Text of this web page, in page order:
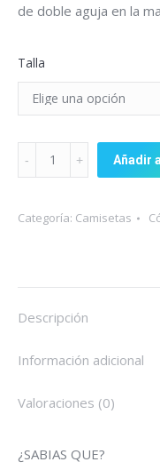
de doble aguja en la
Talla
Camiseta
Let's
Surfing
Añadir
Categoría: Camisetas
Descripción
Información adicional
Valoraciones (0)
¿SABIAS QUE?